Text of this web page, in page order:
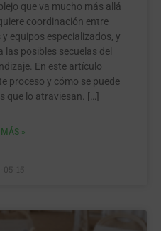
que va mucho más allá
coordinación entre
equipos especializados, y
posibles secuelas del
En este artículo
proceso y cómo se puede
que lo atraviesan. […]
MÁS »
05-15